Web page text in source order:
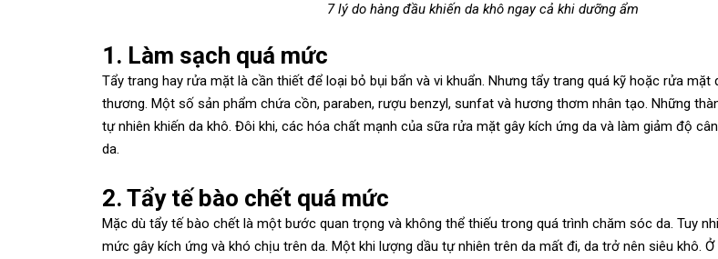
7 lý do hàng đầu khiến da khô ngay cả khi dưỡng ẩm
1. Làm sạch quá mức
Tẩy trang hay rửa mặt là cần thiết để loại bỏ bụi bẩn và vi khuẩn. Nhưng tẩy trang quá kỹ hoặc rửa mặt
thương. Một số sản phẩm chứa cồn, paraben, rượu benzyl, sunfat và hương thơm nhân tạo. Những
tự nhiên khiến da khô. Đôi khi, các hóa chất mạnh của sữa rửa mặt gây kích ứng da và làm giảm độ
da.
2. Tẩy tế bào chết quá mức
Mặc dù tẩy tế bào chết là một bước quan trọng và không thể thiếu trong quá trình chăm sóc da. Tuy
mức gây kích ứng và khó chịu trên da. Một khi lượng dầu tự nhiên trên da mất đi, da trở nên siêu khô. Ở